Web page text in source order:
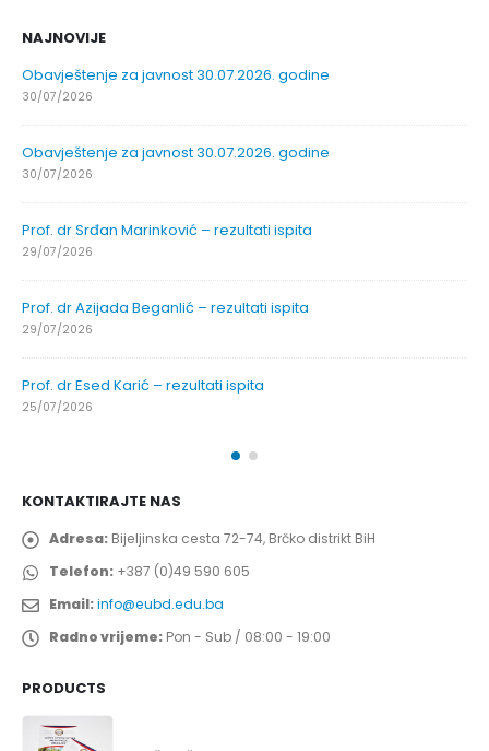
NAJNOVIJE
Obavještenje za javnost 30.07.2026. godine
30/07/2026
Obavještenje za javnost 30.07.2026. godine
30/07/2026
Prof. dr Srđan Marinković – rezultati ispita
29/07/2026
Prof. dr Azijada Beganlić – rezultati ispita
29/07/2026
Prof. dr Esed Karić – rezultati ispita
25/07/2026
KONTAKTIRAJTE NAS
Adresa: Bijeljinska cesta 72-74, Brčko distrikt BiH
Telefon: +387 (0)49 590 605
Email:info@eubd.edu.ba
Radno vrijeme: Pon - Sub / 08:00 - 19:00
PRODUCTS